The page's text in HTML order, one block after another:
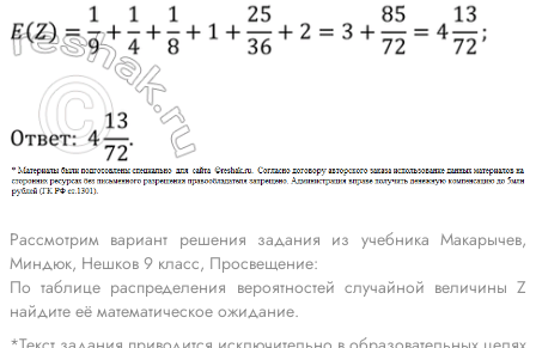
Рассмотрим вариант решения задания из учебника Макарычев,
Миндюк, Нешков 9 класс, Просвещение:
По таблице распределения вероятностей случайной величины Z
найдите её математическое ожидание.